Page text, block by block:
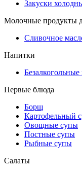
Закуски
Молочные продукты
Сливочное
Напитки
Первые блюда
Борщ
Картофельный
Овощные супы
Постные супы
Рыбные супы
Салаты